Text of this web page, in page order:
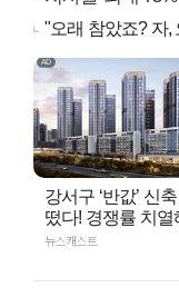
"오래 참았죠? 자,
강서구 ‘반값’ 신
떴다! 경쟁률 치열
뉴스캐스트